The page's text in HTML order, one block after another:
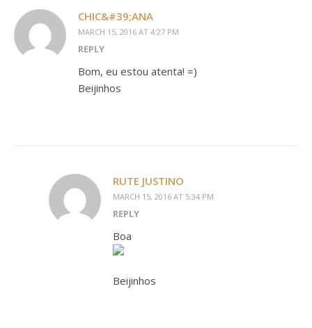
CHIC&#39;ANA
MARCH 15, 2016 AT 4:27 PM
REPLY
Bom, eu estou atenta! =)
Beijinhos
RUTE JUSTINO
MARCH 15, 2016 AT 5:34 PM
REPLY
Boa
Beijinhos